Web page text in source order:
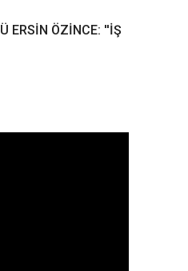
ERSİN ÖZİNCE: ''İŞ